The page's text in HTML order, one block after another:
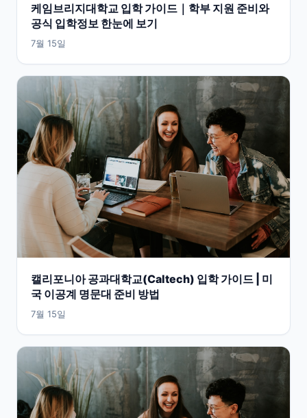
케임브리지대학교 입학 가이드｜학부 지원 준비와
공식 입학정보 한눈에 보기
7월 15일
캘리포니아 공과대학교(Caltech) 입학 가이드 | 미
국 이공계 명문대 준비 방법
7월 15일